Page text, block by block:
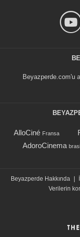
Beyazperde.com'u
AlloCiné Fransa
AdoroCinema
Beyazperde Hakkında |
Verilerin